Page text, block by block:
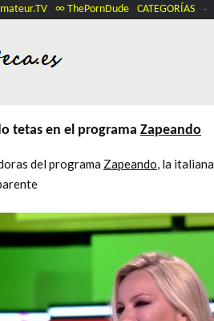
∞ ThePornDude CATEGORÍAS
tetas en el programa Zapeando
del programa Zapeando, la italiana